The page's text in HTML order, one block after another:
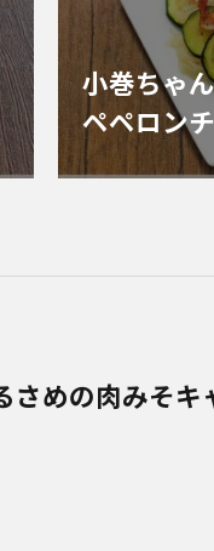
小巻ちゃ
ペペロン
さめの肉みそキ